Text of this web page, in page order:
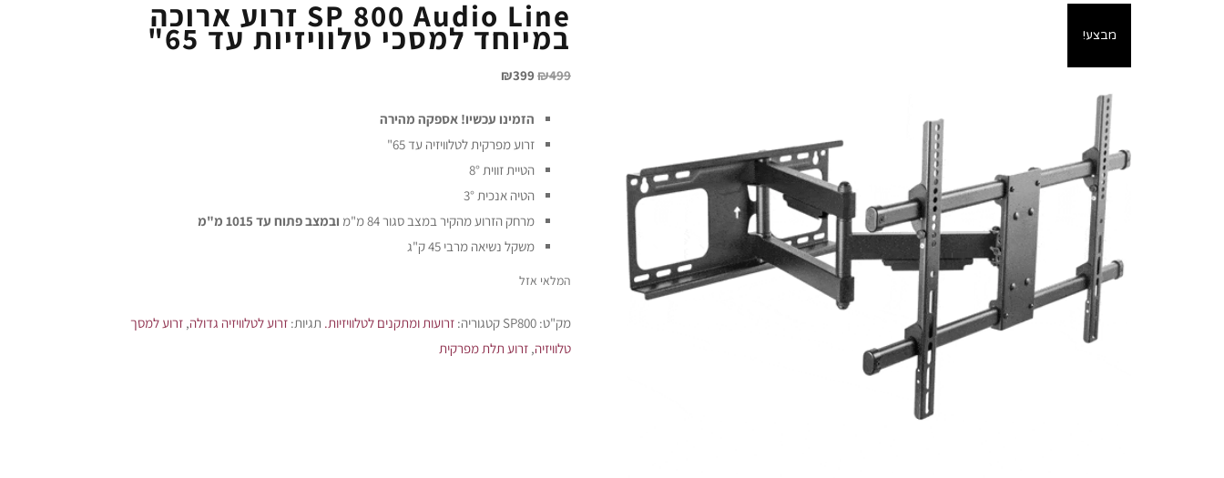
מבצע!
SP 800 Audio Line זרוע ארוכה
במיוחד למסכי טלוויזיות עד 65"
₪499
₪399
הזמינו עכשיו! אספקה מהירה
זרוע מפרקית לטלוויזיה עד 65"
הטיית זווית 8°
הטיה אנכית 3°
מרחק הזרוע מהקיר במצב סגור 84 מ"מ
ובמצב פתוח עד 1015 מ"מ
משקל נשיאה מרבי 45 ק"ג
המלאי אזל
מק"ט: SP800 קטגוריה: זרועות ומתקנים לטלוויזיות. תגיות: זרוע לטלוויזיה גדולה, זרוע למסך
טלוויזיה, זרוע תלת מפרקית